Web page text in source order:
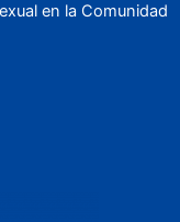
en la Comunidad